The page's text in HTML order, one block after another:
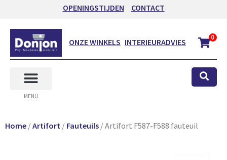
OPENINGSTIJDEN CONTACT
ONZE WINKELS INTERIEURADVIES 0
MENU
Home /Artifort / Fauteuils / Artifort F587-F588 fauteuil